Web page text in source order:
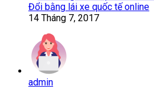
Đổi bằng lái xe quốc tế online
14 Tháng 7, 2017
admin